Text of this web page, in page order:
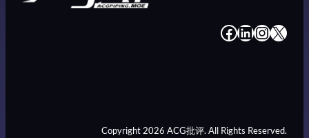
# # # #
Copyright 2026 ACG批评. All Rights Reserved.